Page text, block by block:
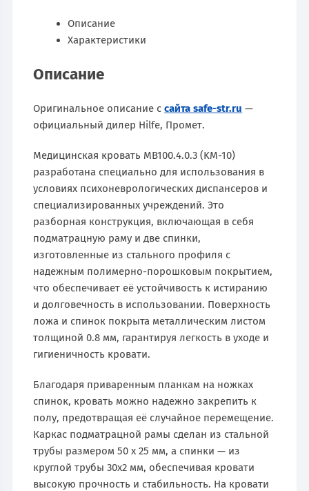
Описание
Характеристики
Описание
Оригинальное описание ссайта safe-str.ru —
официальный дилер Hilfe, Промет.
Медицинская кровать MB100.4.0.3 (KM-10)
разработана специально для использования в
условиях психоневрологических диспансеров и
специализированных учреждений. Это
разборная конструкция, включающая в себя
подматрацную раму и две спинки,
изготовленные из стального профиля с
надежным полимерно-порошковым покрытием,
что обеспечивает её устойчивость к истиранию
и долговечность в использовании. Поверхность
ложа и спинок покрыта металлическим листом
толщиной 0.8 мм, гарантируя легкость в уходе и
гигиеничность кровати.
Благодаря приваренным планкам на ножках
спинок, кровать можно надежно закрепить к
полу, предотвращая её случайное перемещение.
Каркас подматрацной рамы сделан из стальной
трубы размером 50 х 25 мм, а спинки — из
круглой трубы 30х2 мм, обеспечивая кровати
высокую прочность и стабильность. На кровати